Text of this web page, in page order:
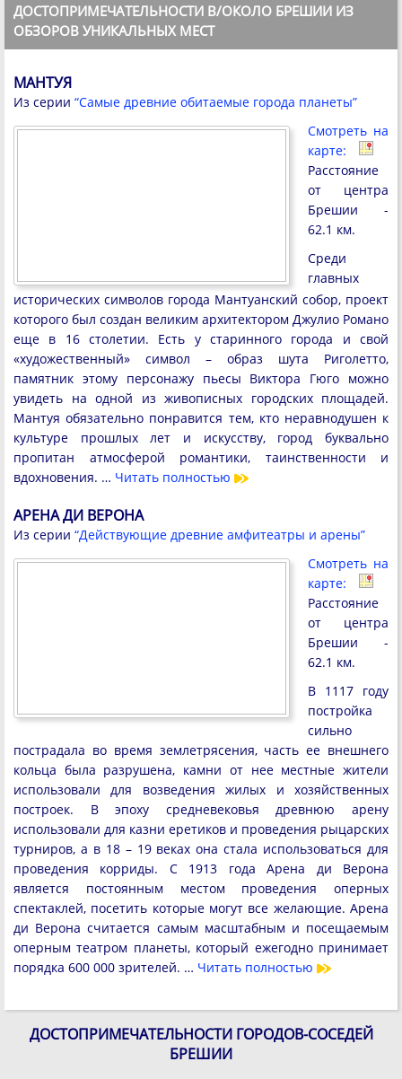
ДОСТОПРИМЕЧАТЕЛЬНОСТИ В/ОКОЛО БРЕШИИ ИЗ
ОБЗОРОВ УНИКАЛЬНЫХ МЕСТ
МАНТУЯ
Из серии “Самые древние обитаемые города планеты”
Смотреть на
карте:
Расстояние
от центра
Брешии -
62.1 км.
Среди
главных
исторических символов города Мантуанский собор, проект
которого был создан великим архитектором Джулио Романо
еще в 16 столетии. Есть у старинного города и свой
«художественный» символ – образ шута Риголетто,
памятник этому персонажу пьесы Виктора Гюго можно
увидеть на одной из живописных городских площадей.
Мантуя обязательно понравится тем, кто неравнодушен к
культуре прошлых лет и искусству, город буквально
пропитан атмосферой романтики, таинственности и
вдохновения. … Читать полностью
АРЕНА ДИ ВЕРОНА
Из серии “Действующие древние амфитеатры и арены”
Смотреть на
карте:
Расстояние
от центра
Брешии -
62.1 км.
В 1117 году
постройка
сильно
пострадала во время землетрясения, часть ее внешнего
кольца была разрушена, камни от нее местные жители
использовали для возведения жилых и хозяйственных
построек. В эпоху средневековья древнюю арену
использовали для казни еретиков и проведения рыцарских
турниров, а в 18 – 19 веках она стала использоваться для
проведения корриды. С 1913 года Арена ди Верона
является постоянным местом проведения оперных
спектаклей, посетить которые могут все желающие. Арена
ди Верона считается самым масштабным и посещаемым
оперным театром планеты, который ежегодно принимает
порядка 600 000 зрителей. … Читать полностью
ДОСТОПРИМЕЧАТЕЛЬНОСТИ ГОРОДОВ-СОСЕДЕЙ
БРЕШИИ